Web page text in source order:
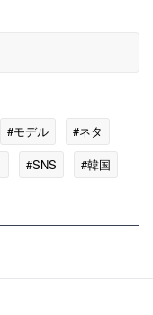
#モデル
#ネタ
#SNS #韓国